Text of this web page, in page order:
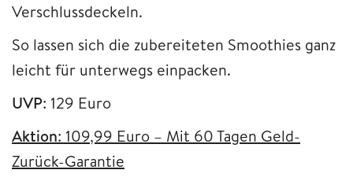
Verschlussdeckeln.
So lassen sich die zubereiteten Smoothies ganz
leicht für unterwegs einpacken.
UVP: 129 Euro
Aktion: 109,99 Euro – Mit 60 Tagen Geld-
Zurück-Garantie